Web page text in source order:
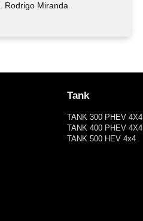
Rodrigo Miranda
Tank
TANK 300 PHEV 4X4
TANK 400 PHEV 4X4
TANK 500 HEV 4x4